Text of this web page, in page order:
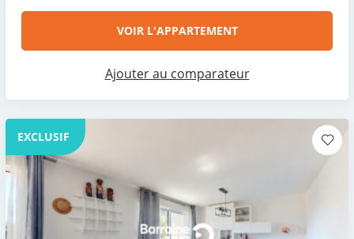
VOIR L'APPARTEMENT
Ajouter au comparateur
EXCLUSIF